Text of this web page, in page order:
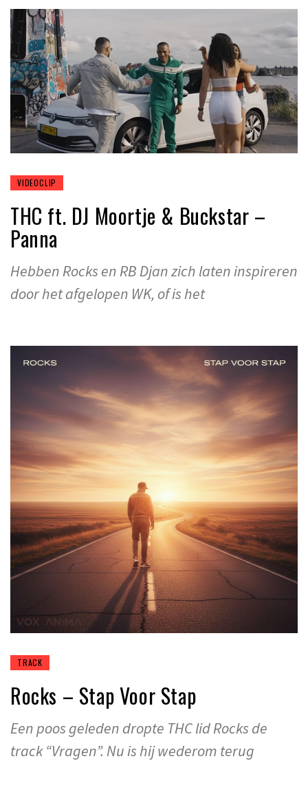
VIDEOCLIP
THC ft. DJ Moortje & Buckstar –
Panna
Hebben Rocks en RB Djan zich laten inspireren
door het afgelopen WK, of is het
TRACK
Rocks – Stap Voor Stap
Een poos geleden dropte THC lid Rocks de
track “Vragen”. Nu is hij wederom terug